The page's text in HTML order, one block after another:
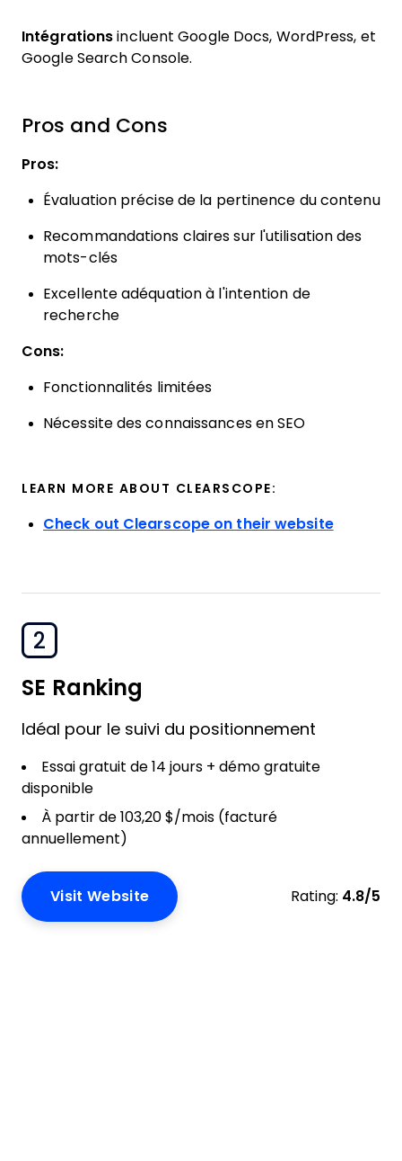
Intégrationsincluent Google Docs, WordPress, et
Google Search Console.
Pros and Cons
Pros:
Évaluation précise de la pertinence du contenu
Recommandations claires sur l'utilisation des
mots-clés
Excellente adéquation à l'intention de
recherche
Cons:
Fonctionnalités limitées
Nécessite des connaissances en SEO
LEARN MORE ABOUT CLEARSCOPE:
Check out Clearscope on their website
2
SE Ranking
Idéal pour le suivi du positionnement
Essai gratuit de 14 jours + démo gratuite
disponible
À partir de 103,20 $/mois (facturé
annuellement)
Visit Website Rating: 4.8/5